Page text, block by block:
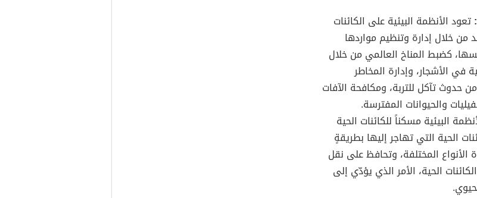
تعود الأنظمة البيئية على الكائنات
من خلال إدارة وتنظيم مواردها
كضبط المناخ العالمي من خلال
في الأشجار، وإدارة المخاطر
حدوث تآكل للتربة، ومكافحة الآفات
والحيوانات المفترسة.
البيئية مسكناً للكائنات الحية
الحية التي تهاجر إليها بطريقةٍ
الأنواع المختلفة، وتحافظ على نقل
الحية، الأمر الذي يؤدّي إلى